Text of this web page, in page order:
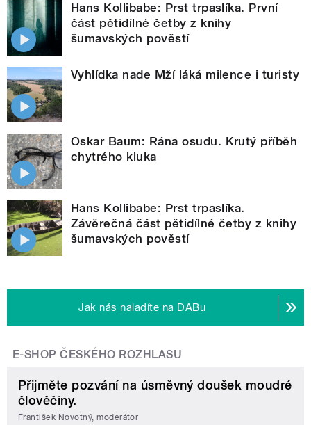
Hans Kollibabe: Prst trpaslíka. První
část pětidílné četby z knihy
šumavských pověstí
Vyhlídka nade Mží láká milence i turisty
Oskar Baum: Rána osudu. Krutý příběh
chytrého kluka
Hans Kollibabe: Prst trpaslíka.
Závěrečná část pětidílné četby z knihy
šumavských pověstí
Jak nás naladíte na DABu
E-SHOP ČESKÉHO ROZHLASU
Přijměte pozvání na úsměvný doušek moudré
člověčiny.
František Novotný, moderátor